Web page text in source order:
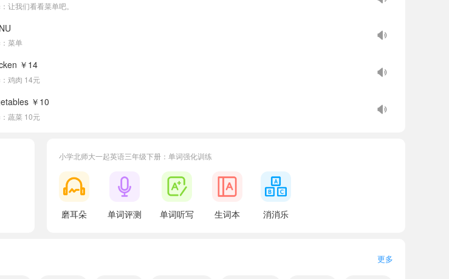
让我们看看菜单吧。
菜单
￥14
鸡肉 14元
￥10
蔬菜 10元
小学北师大一起英语三年级下册：单词强化训练
磨耳朵 单词评测 单词听写 生词本 消消乐
更多